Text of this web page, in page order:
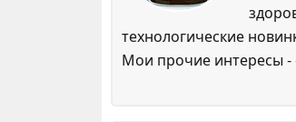
технологические
Мои прочие интересы